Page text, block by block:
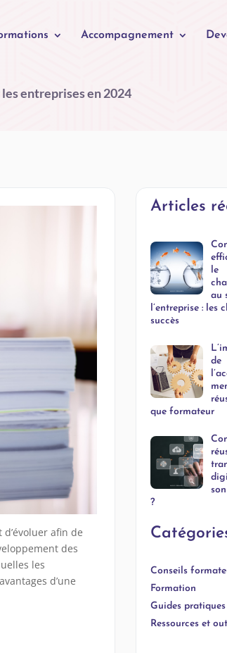
Accompagnement
entreprises en 2024
afin de
des
les
d’une
Articles
le
au
l’entreprise : les
succès
de
que formateur
?
Conseils
Formation
Guides pratiques
Ressources et